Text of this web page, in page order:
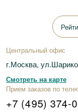
Центральный офис
г.Москва,
Смотреть на карте
Прием заказов по
+7 (495) 374-